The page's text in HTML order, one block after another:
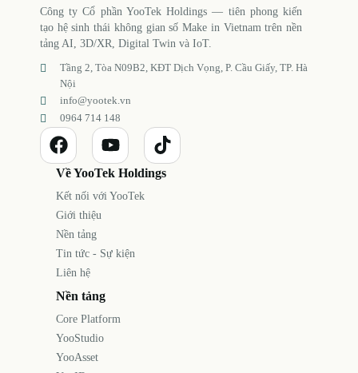
Công ty Cổ phần YooTek Holdings — tiên phong kiến
tạo hệ sinh thái không gian số Make in Vietnam trên nền
tảng AI, 3D/XR, Digital Twin và IoT.
Tầng 2, Tòa N09B2, KĐT Dịch Vọng, P. Cầu Giấy, TP. Hà
Nội
info@yootek.vn
0964 714 148
Về YooTek Holdings
Kết nối với YooTek
Giới thiệu
Nền tảng
Tin tức - Sự kiện
Liên hệ
Nền tảng
Core Platform
YooStudio
YooAsset